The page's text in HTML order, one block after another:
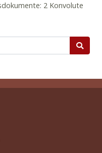
2 Konvolute
verschiedene
technische und
19. Jahrhunderts.